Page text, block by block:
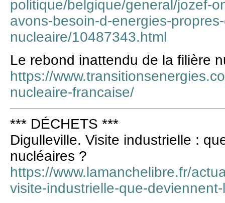
politique/belgique/general/jozef-
avons-besoin-d-energies-
nucleaire/10487343.html
Le rebond inattendu de la filière
https://
nucleaire-francaise/
*** DÉCHETS ***
Digulleville. Visite industrielle :
nucléaires ?
https://www.lamanchelibre.fr/
visite-industrielle-que-